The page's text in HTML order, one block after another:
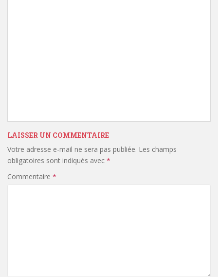
LAISSER UN COMMENTAIRE
Votre adresse e-mail ne sera pas publiée. Les champs
obligatoires sont indiqués avec *
Commentaire *